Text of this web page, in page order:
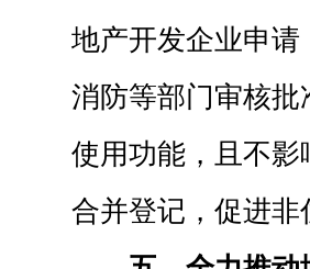
地产开发企业申
消防等部门审核
使用功能，且不
合并登记，促进